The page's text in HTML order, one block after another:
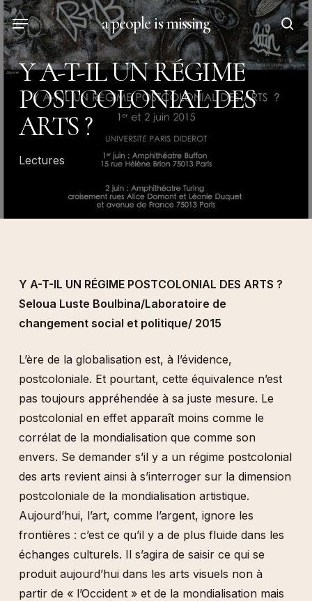
Skip
to
main
content
a people is missing
Menu
Y A-T-IL UN RÉGIME
POSTCOLONIAL DES
ARTS ?
Lectures
Y A-T-IL UN RÉGIME POSTCOLONIAL DES ARTS ?
Seloua Luste Boulbina/Laboratoire de
changement social et politique/ 2015
L’ère de la globalisation est, à l’évidence,
postcoloniale. Et pourtant, cette équivalence n’est
pas toujours appréhendée à sa juste mesure. Le
postcolonial en effet apparaît moins comme le
corrélat de la mondialisation que comme son
envers. Se demander s’il y a un régime postcolonial
des arts revient ainsi à s’interroger sur la dimension
postcoloniale de la mondialisation artistique.
Aujourd’hui, l’art, comme l’argent, ignore les
frontières : c’est ce qu’il y a de plus fluide dans les
échanges culturels. Il s’agira de saisir ce qui se
produit aujourd’hui dans les arts visuels non à
partir de « l’Occident » et de la mondialisation mais